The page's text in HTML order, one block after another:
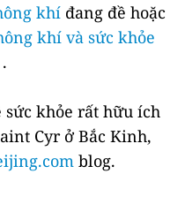
khíđang đề hoặc
khí và sức khỏe
.
khỏe rất hữu ích
Cyr ở Bắc Kinh,
blog.